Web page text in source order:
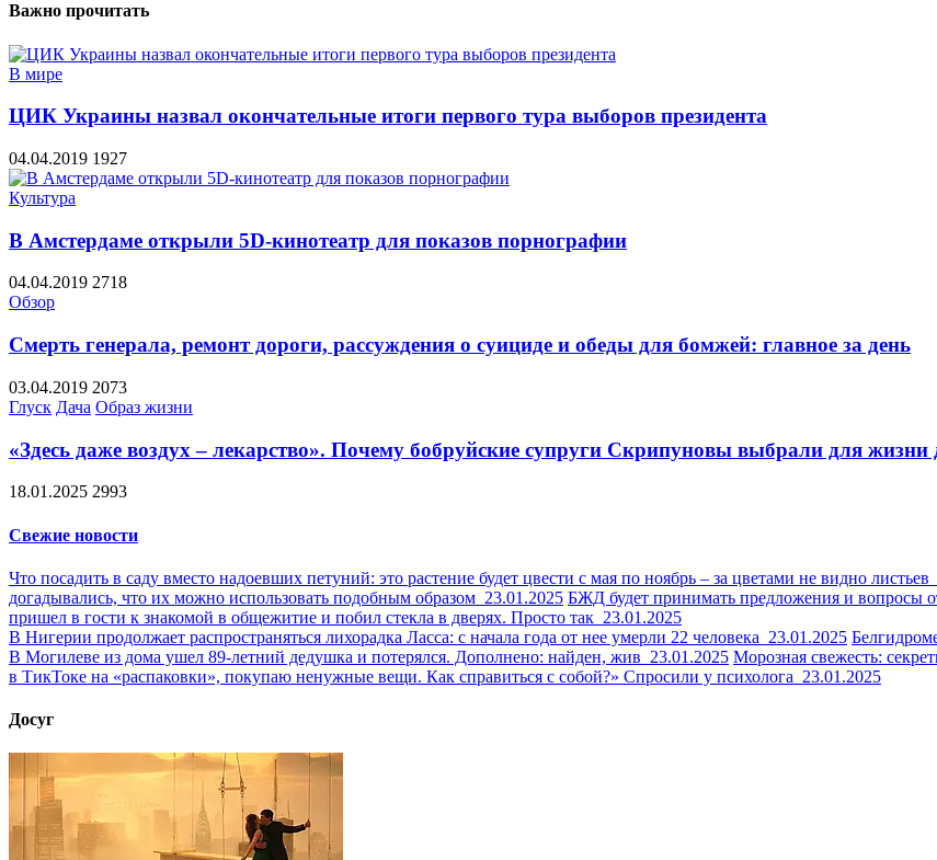
Важно прочитать
В мире
ЦИК Украины назвал окончательные итоги первого тура выборов президента
04.04.2019 1927
Культура
В Амстердаме открыли 5D-кинотеатр для показов порнографии
04.04.2019 2718
Обзор
Смерть генерала, ремонт дороги, рассуждения о суициде и обеды для бомжей: главное за день
03.04.2019 2073
Глуск Дача Образ жизни
«Здесь даже воздух – лекарство». Почему бобруйские супруги Скрипуновы выбрали для жизни
18.01.2025 2993
Свежие новости
Что посадить в саду вместо надоевших петуний: это растение будет цвести с мая по ноябрь – за цветами не видно листьев
догадывались, что их можно использовать подобным образом 23.01.2025 БЖД будет принимать предложения и вопросы
пришел в гости к знакомой в общежитие и побил стекла в дверях. Просто так 23.01.2025
В Нигерии продолжает распространяться лихорадка Ласса: с начала года от нее умерли 22 человека 23.01.2025
В Могилеве из дома ушел 89-летний дедушка и потерялся. Дополнено: найден, жив 23.01.2025 Морозная свежесть:
в ТикТоке на «распаковки», покупаю ненужные вещи. Как справиться с собой?» Спросили у психолога 23.01.2025
Досуг